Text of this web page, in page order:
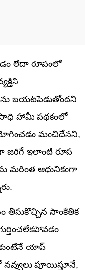
లేదా రూపంలో
బయటపెడుతోందని
ఉపాధి హామీ పథకంలో
మంచిదేనని,
జరిగే ఇలాంటి రూప
మరింత ఆధునికంగా
తీసుకొచ్చిన సాంకేతిక
యాప్
పూయిస్తూనే,